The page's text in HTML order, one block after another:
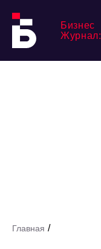
Бизнес
Журнал:
Главная /